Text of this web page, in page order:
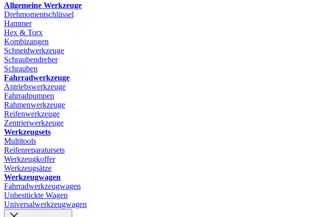
Allgemeine Werkzeuge
Drehmomentschlüssel
Hammer
Hex & Torx
Kombizangen
Schneidwerkzeuge
Schraubendreher
Schrauben
Fahrradwerkzeuge
Antriebswerkzeuge
Fahrradpumpen
Rahmenwerkzeuge
Reifenwerkzeuge
Zentrierwerkzeuge
Werkzeugsets
Multitools
Reifenreparatursets
Werkzeugkoffer
Werkzeugsätze
Werkzeugwagen
Fahrradwerkzeugwagen
Unbestückte Wagen
Universalwerkzeugwagen